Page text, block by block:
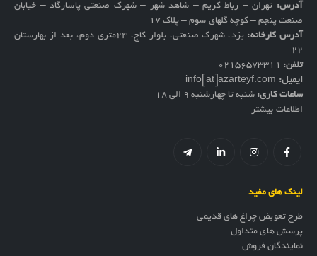
آدرس: تهران – رباط کریم – شاهد شهر – شهرک صنعتی پاسارگاد – خیابان
صنعت پنجم – کوچه گلهای سوم – پلاک 17
آدرس کارخانه:
یزد، شهرک صنعتی، بلوار کاج، ۲۴متری دوم، بعد از بهارستان
۲۲
تلفن: 02156573311
ایمیل: info[at]azarteyf.com
ساعات کاری: شنبه تا چهارشنبه 9 الی 18
اطلاعات بیشتر
لینک های مفید
طرح تعویض چراغ های قدیمی
پرسش های متداول
نمایندگان فروش